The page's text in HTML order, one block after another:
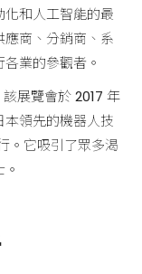
和人工智能的最
商、分銷商、系
業的參觀者。
展覽會於 2017 年
領先的機器人技
。它吸引了眾多渴